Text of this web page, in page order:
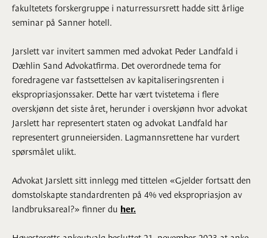
fakultetets forskergruppe i naturressursrett hadde sitt årlige
seminar på Sanner hotell.
Jarslett var invitert sammen med advokat Peder Landfald i
Dæhlin Sand Advokatfirma. Det overordnede tema for
foredragene var fastsettelsen av kapitaliseringsrenten i
ekspropriasjonssaker. Dette har vært tvistetema i flere
overskjønn det siste året, herunder i overskjønn hvor advokat
Jarslett har representert staten og advokat Landfald har
representert grunneiersiden. Lagmannsrettene har vurdert
spørsmålet ulikt.
Advokat Jarslett sitt innlegg med tittelen «Gjelder fortsatt den
domstolskapte standardrenten på 4% ved ekspropriasjon av
landbruksareal?» finner du her.